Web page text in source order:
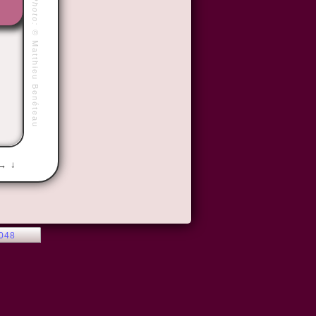
Photo:
©
Matthieu Benéteau
↓